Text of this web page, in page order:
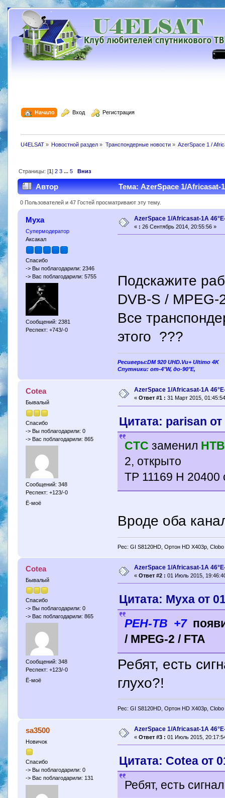
Начало Вход Регистрация
U4ELSAT» Новостной раздел » Транспондерные новости» AzerSpace 1 /
Страницы: [1] 2 3 ... 5 Вниз
Автор Тема: AzerSpace 1/Africasat-
0 Пользователей и 47 Гостей просматривают эту тему.
Муха
Супермодератор
Аксакал
Спасибо
-> Вы поблагодарили: 2346
-> Вас поблагодарили: 5755
Сообщений: 2381
Респект: +743/-0
AzerSpace 1/Africasat-1A
« : 26 Сентябрь 2014, 20:55:56 »
Подскажите
DVB-S / MPEG-
Все
этого ???
Ресиверы:DM 920 UHD.Vu+ Ultimo 4K
Спутники: от-4°W, до-90°E,
Cotea
Бывалый
Спасибо
-> Вы поблагодарили: 0
-> Вас поблагодарили: 865
Сообщений: 348
Респект: +123/-0
Ё-моё
AzerSpace 1/Africasat-1A
« Ответ #1 : 31 Март 2015,
Цитата: parisan
СTC заменил HTB
2, открыто
ТР 11169 H 20400
Вроде оба
Рес: GI S8120HD, Ортон HD X403p,
Cotea
Бывалый
Спасибо
-> Вы поблагодарили: 0
-> Вас поблагодарили: 865
Сообщений: 348
Респект: +123/-0
Ё-моё
AzerSpace 1/Africasat-1A
« Ответ #2 : 01 Июль 2015,
Цитата: Муха от
РЕН-ТВ +7
/ MPEG-2 / FTA
Ребят, есть
глухо?!
Рес: GI S8120HD, Ортон HD X403p,
sa3500
Новичок
Спасибо
-> Вы поблагодарили: 0
-> Вас поблагодарили: 131
AzerSpace 1/Africasat-1A
« Ответ #3 : 01 Июль 2015,
Цитата: Cotea от
Ребят, есть